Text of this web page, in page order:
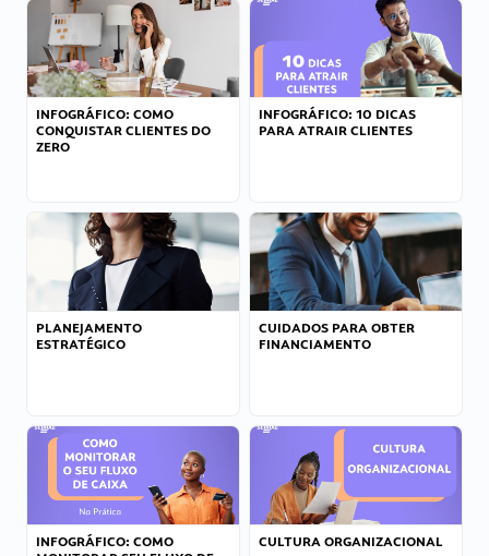
INFOGRÁFICO: COMO
CONQUISTAR CLIENTES DO
ZERO
INFOGRÁFICO: 10 DICAS
PARA ATRAIR CLIENTES
PLANEJAMENTO
ESTRATÉGICO
CUIDADOS PARA OBTER
FINANCIAMENTO
INFOGRÁFICO: COMO
CULTURA ORGANIZACIONAL